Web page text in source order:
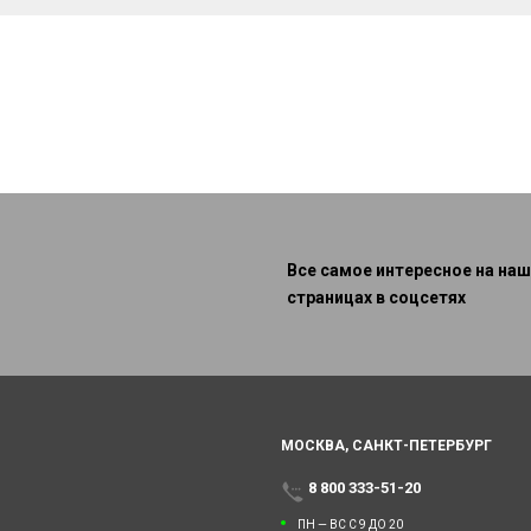
Все самое интересное на
страницах в соцсетях
МОСКВА, САНКТ-ПЕТЕРБУРГ
8 800 333-51-20
ПН — ВС С 9 ДО 20